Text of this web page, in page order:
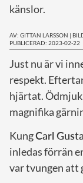
känslor.
AV: GITTAN LARSSON |
PUBLICERAD: 2023-02-22
Just nu är vi
respekt.
hjärtat.
magnifika
KungCarl
inledas förrän
var tvungen att